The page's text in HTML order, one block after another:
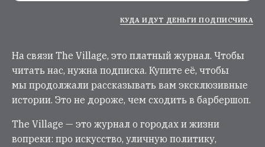
КУДА ИДУТ ДЕНЬГИ ПОДПИСЧИКА
На связи The Village, это платный журнал. Чтобы
читать нас, нужна подписка. Купите её, чтобы
мы продолжали рассказывать вам эксклюзивные
истории. Это не дороже, чем сходить в барбершоп.
The Village — это журнал о городах и жизни
вопреки: про искусство, уличную политику,